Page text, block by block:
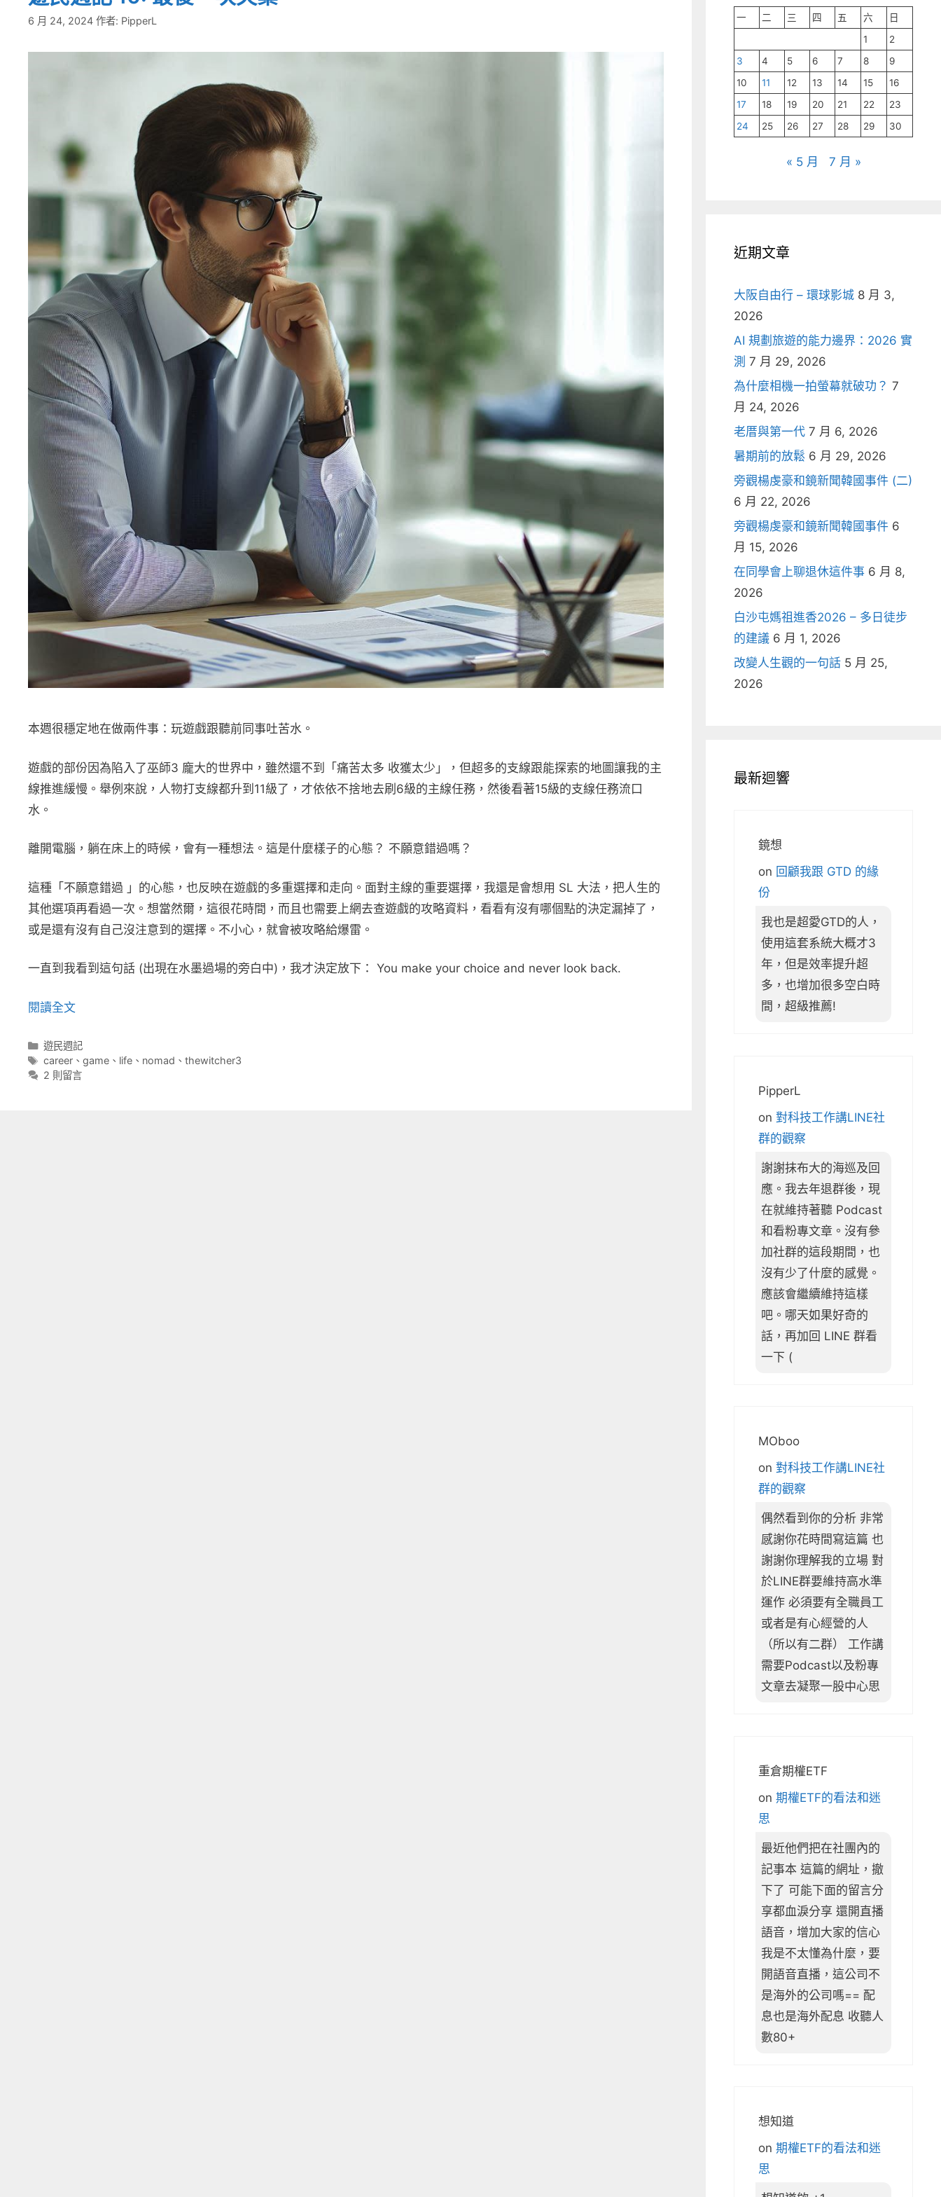
6 月 24, 2024 作者: PipperL
本週很穩定地在做兩件事：玩遊戲跟聽前同事吐苦水。
遊戲的部份因為陷入了巫師3 龐大的世界中，雖然還不到「痛苦太多 收獲太少」，但超多的支線跟能探索的地圖讓我的主
線推進緩慢。舉例來說，人物打支線都升到11級了，才依依不捨地去刷6級的主線任務，然後看著15級的支線任務流口
水。
離開電腦，躺在床上的時候，會有一種想法。這是什麼樣子的心態？ 不願意錯過嗎？
這種「不願意錯過 」的心態，也反映在遊戲的多重選擇和走向。面對主線的重要選擇，我還是會想用 SL 大法，把人生的
其他選項再看過一次。想當然爾，這很花時間，而且也需要上網去查遊戲的攻略資料，看看有沒有哪個點的決定漏掉了，
或是還有沒有自己沒注意到的選擇。不小心，就會被攻略給爆雷。
一直到我看到這句話 (出現在水墨過場的旁白中)，我才決定放下： You make your choice and never look back.
閱讀全文
分
類
遊民週記
標
籤
career、 game、 life、 nomad 、 thewitcher3
2 則留言
一 二 三 四 五 六
日
1
2
3
4 5 6 7 8
9
10
11 12 13 14 15
16
17
18 19 20 21 22
23
24
25 26 27 28 29 30
« 5 月 7 月 »
近期文章
大阪自由行 – 環球影城 8 月 3,
2026
AI 規劃旅遊的能力邊界：2026 實
測 7 月 29, 2026
為什麼相機一拍螢幕就破功？ 7
月 24, 2026
老厝與第一代 7 月 6, 2026
暑期前的放鬆 6 月 29, 2026
旁觀楊虔豪和鏡新聞韓國事件 (二)
6 月 22, 2026
旁觀楊虔豪和鏡新聞韓國事件 6
月 15, 2026
在同學會上聊退休這件事 6 月 8,
2026
白沙屯媽祖進香2026 – 多日徒步
的建議 6 月 1, 2026
改變人生觀的一句話 5 月 25,
2026
最新迴響
鏡想
on 回顧我跟 GTD 的緣
份
我也是超愛GTD的人，
使用這套系統大概才3
年，但是效率提升超
多，也增加很多空白時
間，超級推薦!
PipperL
on 對科技工作講LINE社
群的觀察
謝謝抹布大的海巡及回
應。我去年退群後，現
在就維持著聽 Podcast
和看粉專文章。沒有參
加社群的這段期間，也
沒有少了什麼的感覺。
應該會繼續維持這樣
吧。哪天如果好奇的
話，再加回 LINE 群看
一下 (
MOboo
on 對科技工作講LINE社
群的觀察
偶然看到你的分析 非常
感謝你花時間寫這篇 也
謝謝你理解我的立場 對
於LINE群要維持高水準
運作 必須要有全職員工
或者是有心經營的人
（所以有二群） 工作講
需要Podcast以及粉專
文章去凝聚一股中心思
重倉期權ETF
on 期權ETF的看法和迷
思
最近他們把在社團內的
記事本 這篇的網址，撤
下了 可能下面的留言分
享都血淚分享 還開直播
語音，增加大家的信心
我是不太懂為什麼，要
開語音直播，這公司不
是海外的公司嗎== 配
息也是海外配息 收聽人
數80+
想知道
on 期權ETF的看法和迷
思